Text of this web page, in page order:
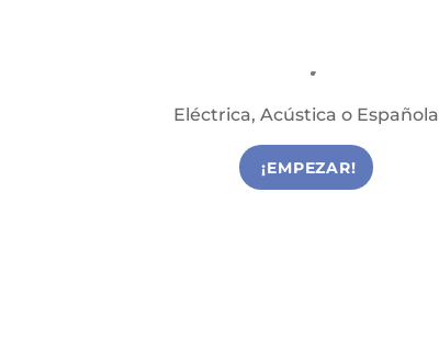
Eléctrica, Acústica o Española
¡EMPEZAR!